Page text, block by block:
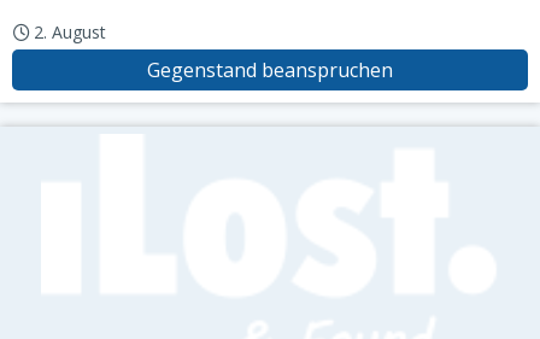
2. August
Gegenstand beanspruchen